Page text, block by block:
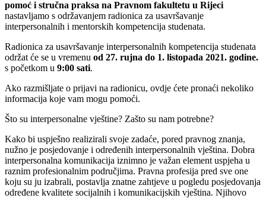
pomoć i stručna praksa na Pravnom fakultetu u Rijeci
nastavljamo s održavanjem radionica za usavršavanje
interpersonalnih i mentorskih kompetencija studenata.
Radionica za usavršavanje interpersonalnih kompetencija studenata
održat će se u vremenu od 27. rujna do 1. listopada 2021. godine.
s početkom u 9:00 sati.
Ako razmišljate o prijavi na radionicu, ovdje ćete pronaći nekoliko
informacija koje vam mogu pomoći.
Što su interpersonalne vještine? Zašto su nam potrebne?
Kako bi uspješno realizirali svoje zadaće, pored pravnog znanja,
nužno je posjedovanje i određenih interpersonalnih vještina. Dobra
interpersonalna komunikacija iznimno je važan element uspjeha u
raznim profesionalnim područjima. Pravna profesija pred sve one
koju su ju izabrali, postavlja znatne zahtjeve u pogledu posjedovanja
određene kvalitete socijalnih i komunikacijskih vještina. Njihovo